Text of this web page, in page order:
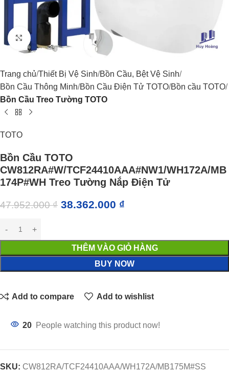
Click to enlarge
Trang chủ Thiết Bị Vệ Sinh Bồn Cầu, Bệt Vệ Sinh
Bồn Cầu Thông Minh Bồn Cầu Điện Tử TOTO Bồn cầu TOTO
Bồn Cầu Treo Tường TOTO
TOTO
Bồn Cầu TOTO
CW812RA#W/TCF24410AAA#NW1/WH172A/MB
174P#WH Treo Tường Nắp Điện Tử
47.952.000₫ 38.362.000 ₫
THÊM VÀO GIỎ HÀNG
BUY NOW
Add to compare Add to wishlist
20 People watching this product now!
SKU: CW812RA/TCF24410AAA/WH172A/MB175M#SS